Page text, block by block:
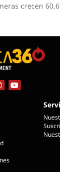
crecen